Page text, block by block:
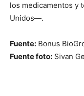
los medicamentos y
Unidos—.
Fuente: Bonus
Fuente foto: Sivan